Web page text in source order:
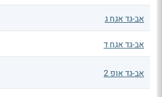
אב-גד אגח ג
אב-גד אגח ד
אב-גד אופ 2